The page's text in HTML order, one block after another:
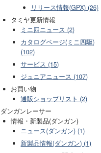
リリース情報(GPX) (26)
タミヤ更新情報
ミニ四ニュース (2)
カタログページ(ミニ四駆)
(102)
サービス (15)
ジュニアニュース (107)
お買い物
通販ショップリスト (2)
ダンガンレーサー
情報・新製品(ダンガン)
ニュース(ダンガン) (1)
新製品情報(ダンガン) (1)